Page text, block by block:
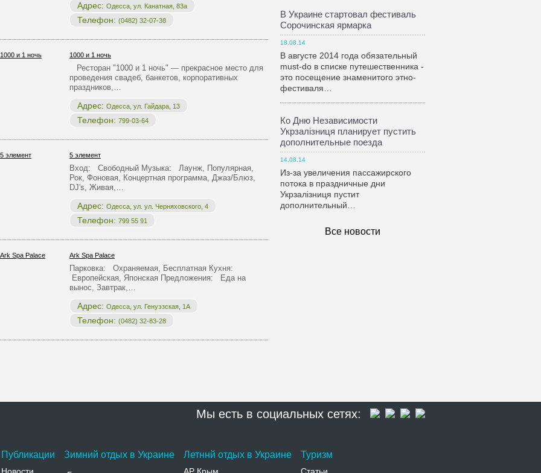
Адрес: Одесса, ул. Канатная, 83а
Телефон: (0482) 32-07-38
1000 и 1 ночь
Ресторан "1000 и 1 ночь" — прекрасное место для
проведения свадеб, банкетов, корпоративных
праздников,…
Адрес: Одесса, ул. Гайдара, 13
Телефон: 799-03-64
5 элемент
Вход: Свободный Музыка: Лаунж, Популярная,
Рок, Фоновая, Концертная программа, Джаз/Блюз,
DJ's, Живая,…
Адрес: Одесса, ул. ул. Черняховского, 4
Телефон: 799 55 91
Ark Spa Palace
Парковка: Охраняемая, Бесплатная Кухня:
Европейская, Японская Предложения: Еда на
вынос, Завтрак,…
Адрес: Одесса, ул. Генуэзская, 1А
Телефон: (0482) 32-83-28
В Украине стартовал фестиваль
Сорочинская ярмарка
18.08.14
В августе 2014 года обязательный
must-do в списке путешественника -
это посещение знаменитого этно-
фестиваля…
Ко Дню Независимости
Укрзалiзниця планирует пустить
дополнительные поезда
14.08.14
Из-за увеличения пассажирского
потока в праздничные дни
Укрзалiзниця пустит
дополнительный…
Все новости
Мы есть в социальных сетях:
Публикации Зимний отдых в Украине Летннй отдых в Украине Туризм